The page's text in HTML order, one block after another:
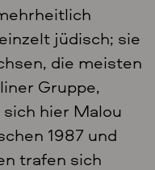
jüdisch; sie
die meisten
Gruppe,
hier Malou
1987 und
trafen sich